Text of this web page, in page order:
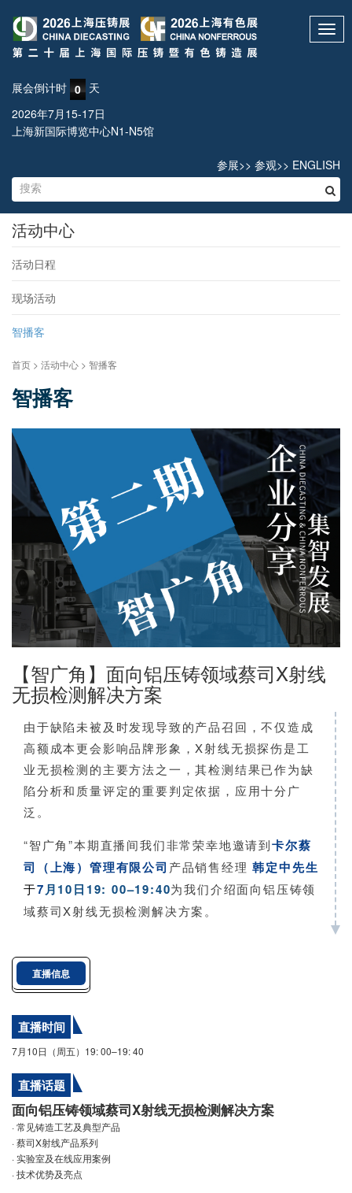
展会倒计时 0 天
2026年7月15-17日
上海新国际博览中心N1-N5馆
参展>> 参观>> ENGLISH
活动中心
活动日程
现场活动
智播客
首页 > 活动中心 > 智播客
智播客
【智广角】面向铝压铸领域蔡司X射线
无损检测解决方案
由于缺陷未被及时发现导致的产品召回，不仅造成
高额成本更会影响品牌形象，X射线无损探伤是工
业无损检测的主要方法之一，其检测结果已作为缺
陷分析和质量评定的重要判定依据，应用十分广
泛。
“智广角”本期直播间我们非常荣幸地邀请到卡尔蔡
司（上海）管理有限公司 产品销售经理韩定中先生
于7月10日19: 00–19:40为我们介绍面向铝压铸领
域蔡司X射线无损检测解决方案。
直播信息
直播时间
7月10日（周五）19: 00–19: 40
直播话题
面向铝压铸领域蔡司X射线无损检测解决方案
· 常见铸造工艺及典型产品
· 蔡司X射线产品系列
· 实验室及在线应用案例
· 技术优势及亮点